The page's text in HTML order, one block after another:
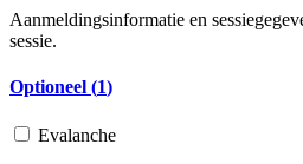
Aanmeldingsinformatie en
sessie.
Optioneel (1)
Evalanche